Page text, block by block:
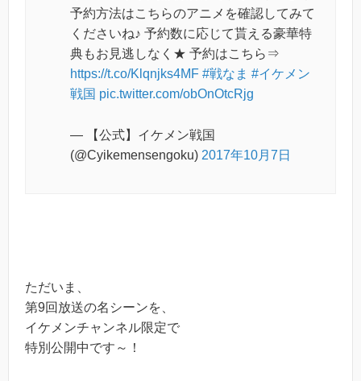
予約方法はこちらのアニメを確認してみて
くださいね♪ 予約数に応じて貰える豪華特
典もお見逃しなく★ 予約はこちら⇒
https://t.co/Klqnjks4MF #戦なま #イケメン
戦国 pic.twitter.com/obOnOtcRjg
— 【公式】イケメン戦国
(@Cyikemensengoku) 2017年10月7日
ただいま、
第9回放送の名シーンを、
イケメンチャンネル限定で
特別公開中です～！